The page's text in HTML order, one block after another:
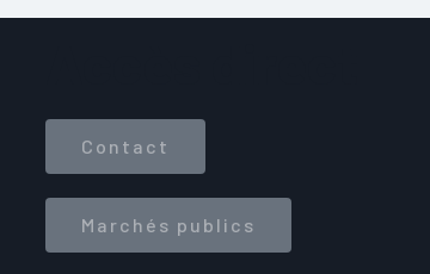
Contact
Marchés publics